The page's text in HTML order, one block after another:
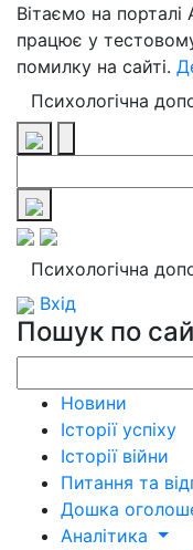
Вітаємо на
працює у
помилку на сайті.
Психологічна
Психологічна
Вхід
Пошук по
Новини
Історії успіху
Історії війни
Питання та
Дошка
Аналітика